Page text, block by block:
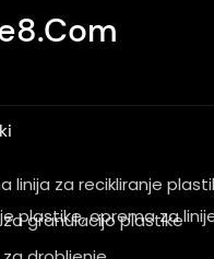
oprema za
linija za recikliranje
za granulacijo plastike